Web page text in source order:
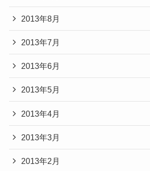
2013年8月
2013年7月
2013年6月
2013年5月
2013年4月
2013年3月
2013年2月